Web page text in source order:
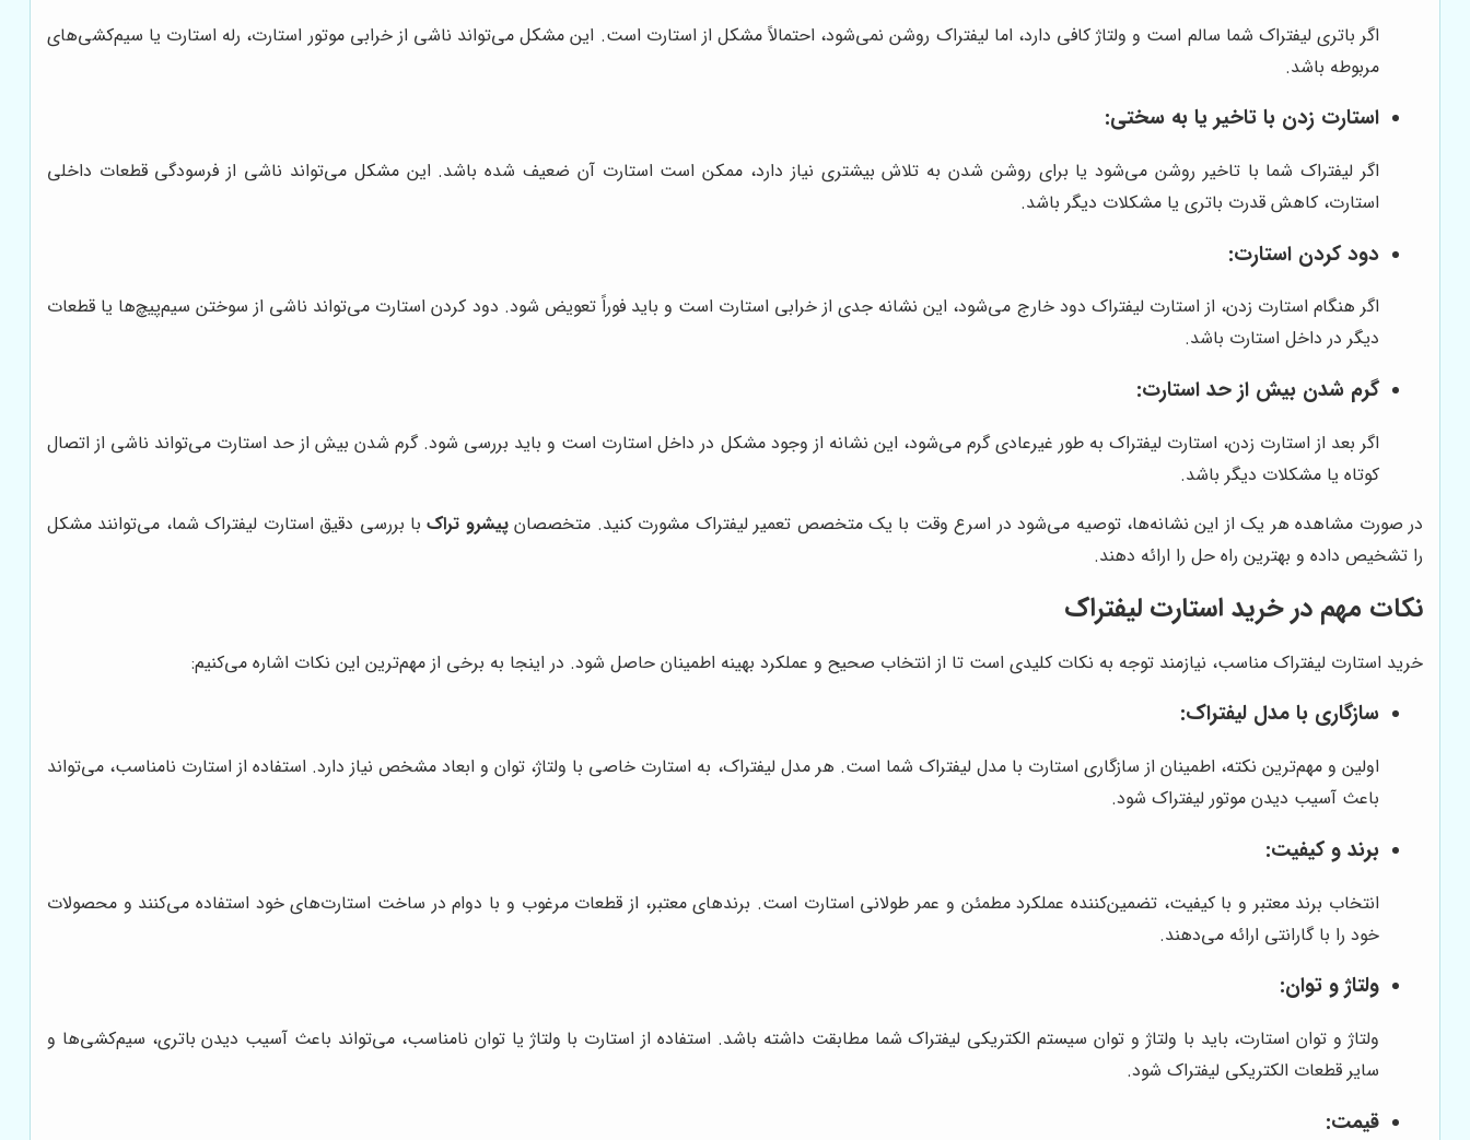
اگر باتری لیفتراک شما سالم است و ولتاژ کافی دارد، اما لیفتراک روشن نمی‌شود، احتمالاً مشکل از استارت است. این مشکل می‌تواند ناشی از خرابی موتور استارت، رله استارت یا سیم‌کشی‌های
مربوطه باشد.
استارت زدن با تاخیر یا به سختی:
اگر لیفتراک شما با تاخیر روشن می‌شود یا برای روشن شدن به تلاش بیشتری نیاز دارد، ممکن است استارت آن ضعیف شده باشد. این مشکل می‌تواند ناشی از فرسودگی قطعات داخلی
استارت، کاهش قدرت باتری یا مشکلات دیگر باشد.
دود کردن استارت:
اگر هنگام استارت زدن، از استارت لیفتراک دود خارج می‌شود، این نشانه جدی از خرابی استارت است و باید فوراً تعویض شود. دود کردن استارت می‌تواند ناشی از سوختن سیم‌پیچ‌ها یا قطعات
دیگر در داخل استارت باشد.
گرم شدن بیش از حد استارت:
اگر بعد از استارت زدن، استارت لیفتراک به طور غیرعادی گرم می‌شود، این نشانه از وجود مشکل در داخل استارت است و باید بررسی شود. گرم شدن بیش از حد استارت می‌تواند ناشی از اتصال
کوتاه یا مشکلات دیگر باشد.
در صورت مشاهده هر یک از این نشانه‌ها، توصیه می‌شود در اسرع وقت با یک متخصص تعمیر لیفتراک مشورت کنید. متخصصانپیشرو تراکبا بررسی دقیق استارت لیفتراک شما، می‌توانند مشکل
را تشخیص داده و بهترین راه حل را ارائه دهند.
نکات مهم در خرید استارت لیفتراک
خرید استارت لیفتراک مناسب، نیازمند توجه به نکات کلیدی است تا از انتخاب صحیح و عملکرد بهینه اطمینان حاصل شود. در اینجا به برخی از مهم‌ترین این نکات اشاره می‌کنیم:
سازگاری با مدل لیفتراک:
اولین و مهم‌ترین نکته، اطمینان از سازگاری استارت با مدل لیفتراک شما است. هر مدل لیفتراک، به استارت خاصی با ولتاژ، توان و ابعاد مشخص نیاز دارد. استفاده از استارت نامناسب، می‌تواند
باعث آسیب دیدن موتور لیفتراک شود.
برند و کیفیت:
انتخاب برند معتبر و با کیفیت، تضمین‌کننده عملکرد مطمئن و عمر طولانی استارت است. برندهای معتبر، از قطعات مرغوب و با دوام در ساخت استارت‌های خود استفاده می‌کنند و محصولات
خود را با گارانتی ارائه می‌دهند.
ولتاژ و توان:
ولتاژ و توان استارت، باید با ولتاژ و توان سیستم الکتریکی لیفتراک شما مطابقت داشته باشد. استفاده از استارت با ولتاژ یا توان نامناسب، می‌تواند باعث آسیب دیدن باتری، سیم‌کشی‌ها و
سایر قطعات الکتریکی لیفتراک شود.
قیمت: